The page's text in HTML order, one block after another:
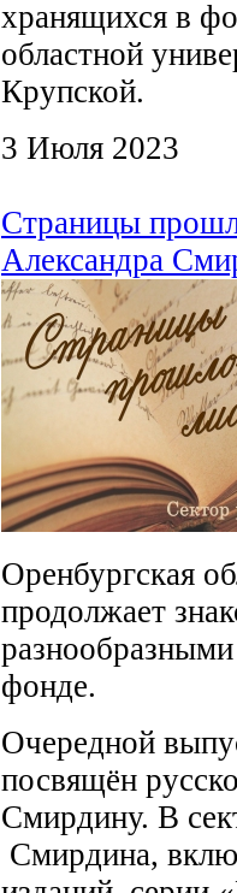
хранящихся в
областной
Крупской.
3 Июля 2023
Страницы
Александра
Оренбургская
продолжает
фонде.
Очередной
посвящён
Смирдину. В
Смирдина,